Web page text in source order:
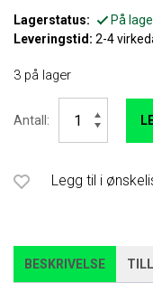
Lagerstatus:
På
Leveringstid: 2-4
3 på lager
Antall:
Light
2m
ring
Legg til i
BESKRIVELSE